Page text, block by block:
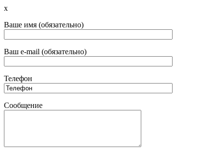
x
Ваше имя (обязательно)
Ваш e-mail (обязательно)
Телефон
Сообщение